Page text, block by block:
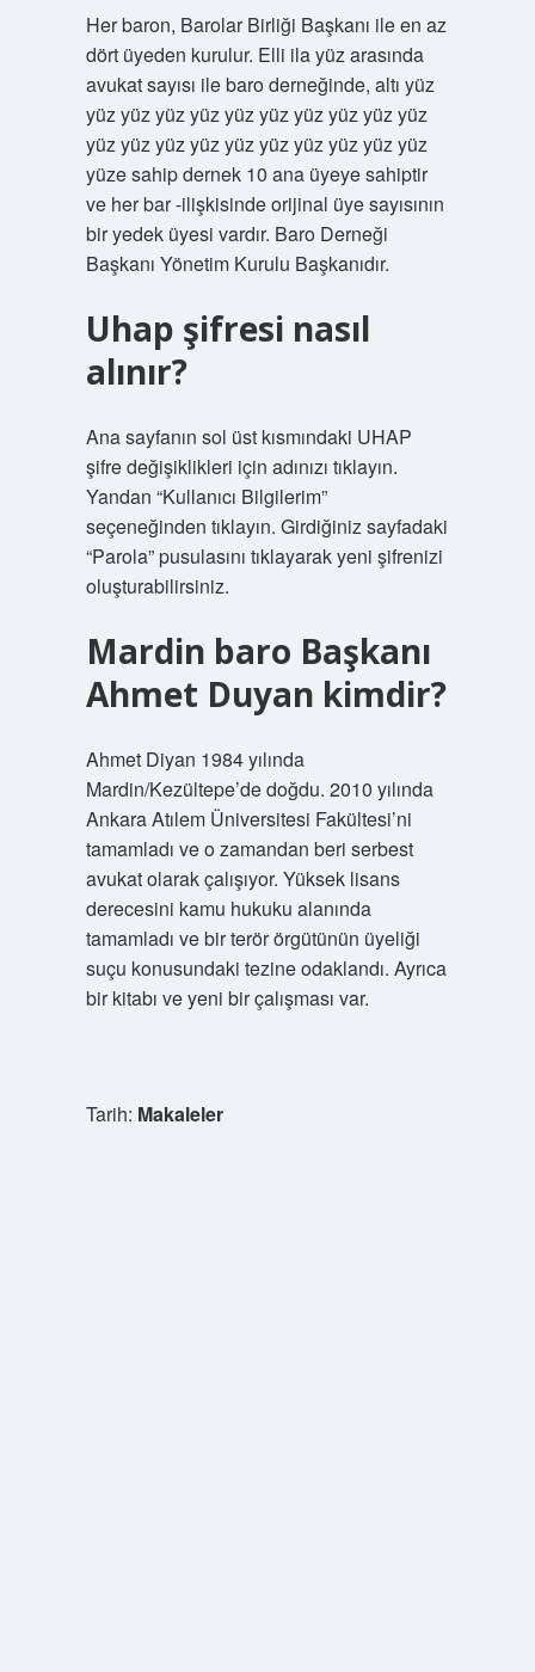
Her baron, Barolar Birliği Başkanı ile en az
dört üyeden kurulur. Elli ila yüz arasında
avukat sayısı ile baro derneğinde, altı yüz
yüz yüz yüz yüz yüz yüz yüz yüz yüz yüz
yüz yüz yüz yüz yüz yüz yüz yüz yüz yüz
yüze sahip dernek 10 ana üyeye sahiptir
ve her bar -ilişkisinde orijinal üye sayısının
bir yedek üyesi vardır. Baro Derneği
Başkanı Yönetim Kurulu Başkanıdır.
Uhap şifresi nasıl
alınır?
Ana sayfanın sol üst kısmındaki UHAP
şifre değişiklikleri için adınızı tıklayın.
Yandan “Kullanıcı Bilgilerim”
seçeneğinden tıklayın. Girdiğiniz sayfadaki
“Parola” pusulasını tıklayarak yeni şifrenizi
oluşturabilirsiniz.
Mardin baro Başkanı
Ahmet Duyan kimdir?
Ahmet Diyan 1984 yılında
Mardin/Kezültepe’de doğdu. 2010 yılında
Ankara Atılem Üniversitesi Fakültesi’ni
tamamladı ve o zamandan beri serbest
avukat olarak çalışıyor. Yüksek lisans
derecesini kamu hukuku alanında
tamamladı ve bir terör örgütünün üyeliği
suçu konusundaki tezine odaklandı. Ayrıca
bir kitabı ve yeni bir çalışması var.
Tarih: Makaleler